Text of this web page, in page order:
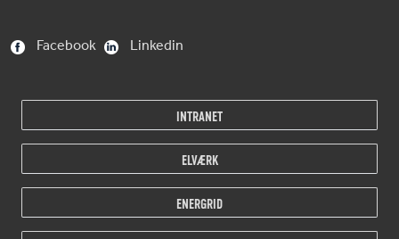
Facebook
Linkedin
INTRANET
ELVÆRK
ENERGRID